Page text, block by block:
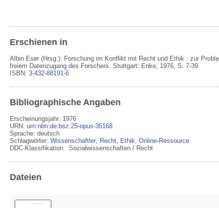
Erschienen in
Albin Eser (Hrsg.): Forschung im Konflikt mit Recht und Ethik : zur
freiem Datenzugang des Forschers. Stuttgart: Enke, 1976, S. 7-39
ISBN: 3-432-88191-6
Bibliographische Angaben
Erscheinungsjahr: 1976
URN: urn:nbn:de:bsz:25-opus-35168
Sprache: deutsch
Schlagwörter: Wissenschaftler, Recht, Ethik, Online-Ressource
DDC-Klassifikation: Sozialwissenschaften / Recht
Dateien